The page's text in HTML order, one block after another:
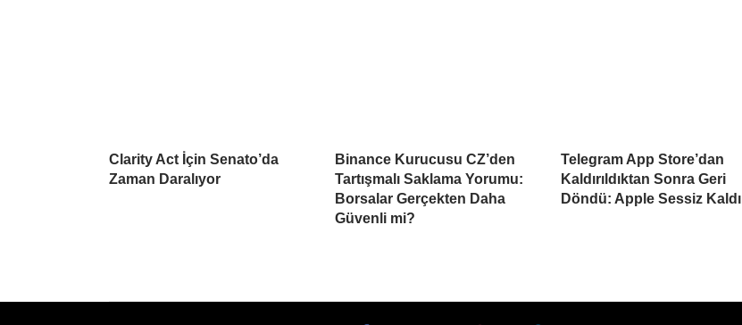
Clarity Act İçin Senato’da
Zaman Daralıyor
Binance Kurucusu CZ’den
Tartışmalı Saklama Yorumu:
Borsalar Gerçekten Daha
Güvenli mi?
Telegram App Store’dan
Kaldırıldıktan Sonra Geri
Döndü: Apple Sessiz Kaldı